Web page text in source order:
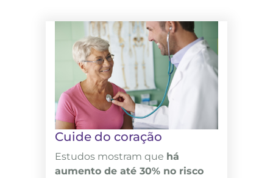
Cuide do coração
Estudos mostram que há
aumento de até 30% no risco